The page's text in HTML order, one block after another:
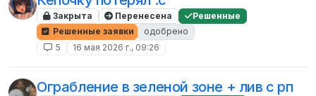
Закрыта Перенесена
Решенные
Решенные заявки
одобрено
5
16 мая 2026 г., 09:26
Ограбление в зеленой зоне + лив с рп